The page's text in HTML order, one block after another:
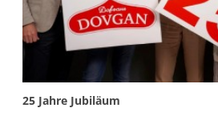
More info
25 Jahre Jubiläum